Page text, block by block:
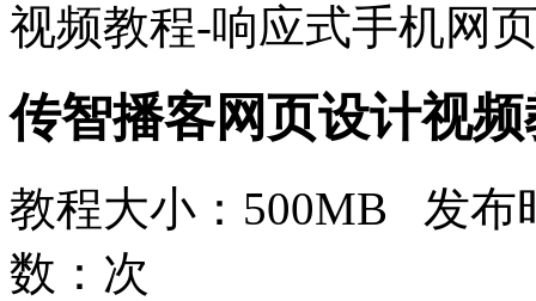
视频教程-响应式手机网
传智播客网页设计视
教程大小：500MB 发
数： 次